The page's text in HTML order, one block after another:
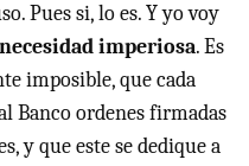
Pues si, lo es. Y yo voy
imperiosa. Es
imposible, que cada
Banco ordenes firmadas
y que este se dedique a